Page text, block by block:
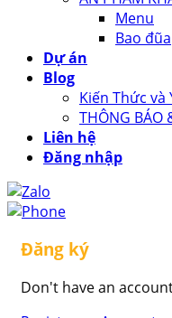
Menu
Bao đũa
Dự án
Blog
Kiến Thức và
THÔNG BÁO
Liên hệ
Đăng nhập
Đăng ký
Don't have an